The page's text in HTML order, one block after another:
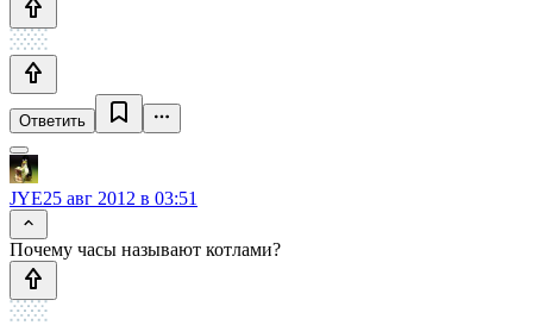
Ответить
JYE25 авг 2012 в 03:51
Почему часы называют котлами?